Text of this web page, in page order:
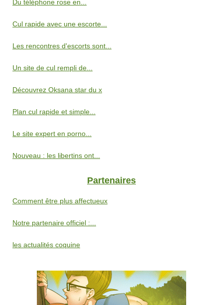
Du téléphone rose en...
Cul rapide avec une escorte...
Les rencontres d'escorts sont...
Un site de cul rempli de...
Découvrez Oksana star du x
Plan cul rapide et simple...
Le site expert en porno...
Nouveau : les libertins ont...
Partenaires
Comment être plus affectueux
Notre partenaire officiel :...
les actualités coquine